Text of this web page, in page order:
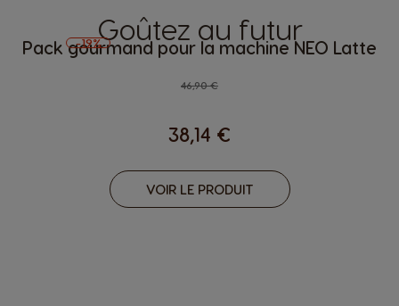
Goûtez au futur
-19%
Pack gourmand pour la machine NEO Latte
Regular Price
46,90 €
38,14 €
VOIR LE PRODUIT